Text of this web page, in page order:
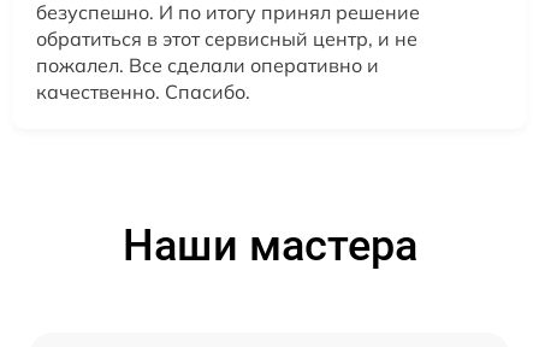
безуспешно. И по итогу принял решение
обратиться в этот сервисный центр, и не
пожалел. Все сделали оперативно и
качественно. Спасибо.
Наши мастера